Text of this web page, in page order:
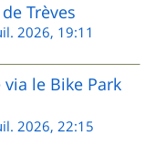
Trèves
2026, 19:11
le Bike Park
2026, 22:15